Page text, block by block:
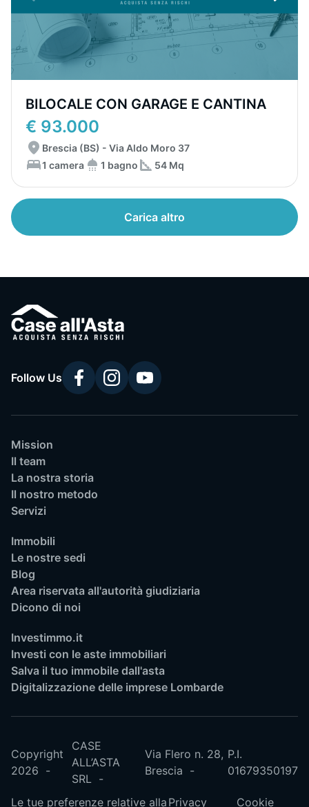
BILOCALE CON GARAGE E CANTINA
€ 93.000
Brescia (BS) - Via Aldo Moro 37
1 camera
1 bagno 54 Mq
Carica altro
Follow Us
Mission
Il team
La nostra storia
Il nostro metodo
Servizi
Immobili
Le nostre sedi
Blog
Area riservata all'autorità giudiziaria
Dicono di noi
Investimmo.it
Investi con le aste immobiliari
Salva il tuo immobile dall'asta
Digitalizzazione delle imprese Lombarde
Copyright
2026
CASE
ALL’ASTA
SRL
Via Flero n. 28,
Brescia
P.I.
01679350197
Le tue preferenze relative alla Privacy Cookie